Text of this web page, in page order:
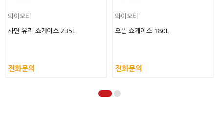
와이오티
오픈 쇼케이스 1000 200L
2,300,000원
라셀르
오픈 쇼케이스 라셀르 SOR-180RD
3,200,000원